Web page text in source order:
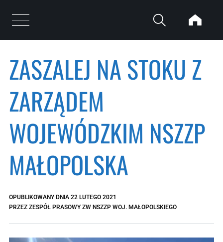
Otwórz menu
ZASZALEJ NA STOKU Z
ZARZĄDEM
WOJEWÓDZKIM NSZZP
MAŁOPOLSKA
OPUBLIKOWANY DNIA 22 LUTEGO 2021
PRZEZ ZESPÓŁ PRASOWY ZW NSZZP WOJ. MAŁOPOLSKIEGO